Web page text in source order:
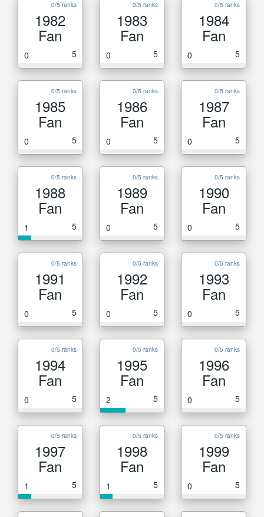
0/5 ranks
1982
Fan
0 5
0/5 ranks
1983
Fan
0 5
0/5 ranks
1984
Fan
0 5
0/5 ranks
1985
Fan
0 5
0/5 ranks
1986
Fan
0 5
0/5 ranks
1987
Fan
0 5
0/5 ranks
1988
Fan
1 5
0/5 ranks
1989
Fan
0 5
0/5 ranks
1990
Fan
0 5
0/5 ranks
1991
Fan
0 5
0/5 ranks
1992
Fan
0 5
0/5 ranks
1993
Fan
0 5
0/5 ranks
1994
Fan
0 5
0/5 ranks
1995
Fan
2 5
0/5 ranks
1996
Fan
0 5
0/5 ranks
1997
Fan
1 5
0/5 ranks
1998
Fan
1 5
0/5 ranks
1999
Fan
0 5